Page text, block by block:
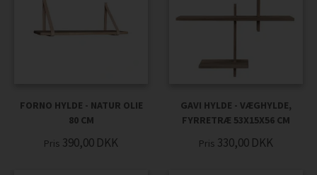
FORNO HYLDE - NATUR OLIE
80 CM
Pris 390,00 DKK
GAVI HYLDE - VÆGHYLDE,
FYRRETRÆ 53X15X56 CM
Pris 330,00 DKK